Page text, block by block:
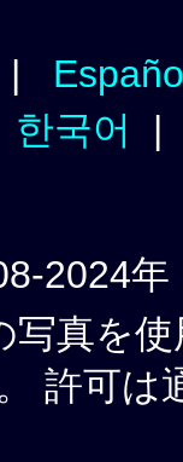
|
한국어
2024年
写真を
許可は